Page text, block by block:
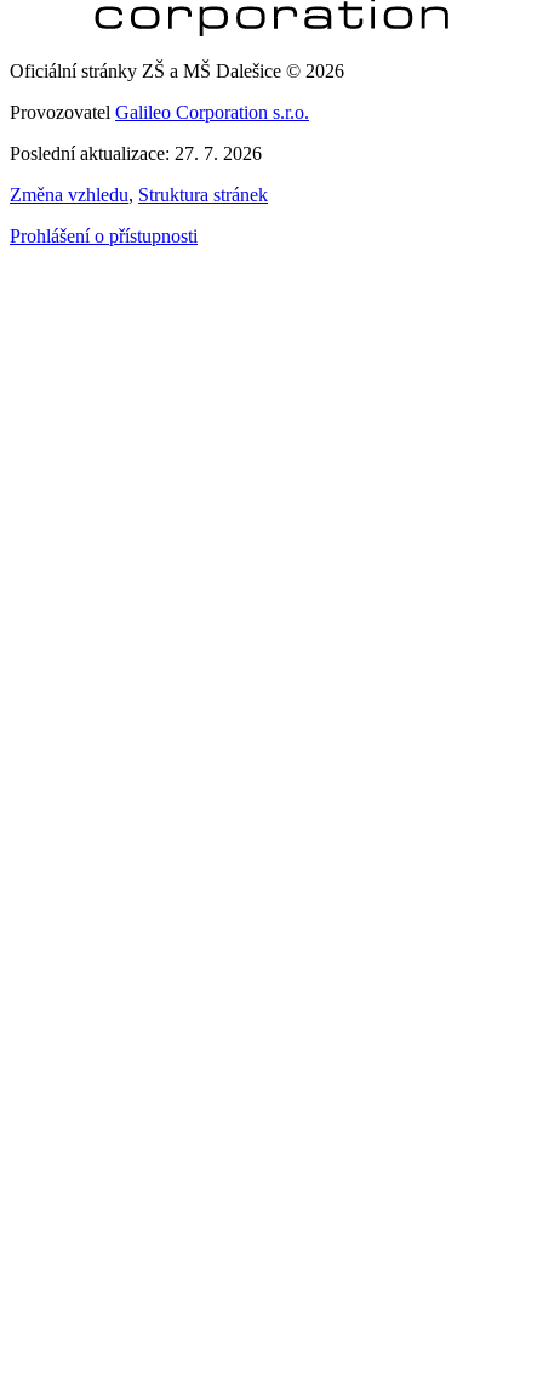
Oficiální stránky ZŠ a MŠ Dalešice © 2026
Provozovatel Galileo Corporation s.r.o.
Poslední aktualizace: 27. 7. 2026
Změna vzhledu, Struktura stránek
Prohlášení o přístupnosti